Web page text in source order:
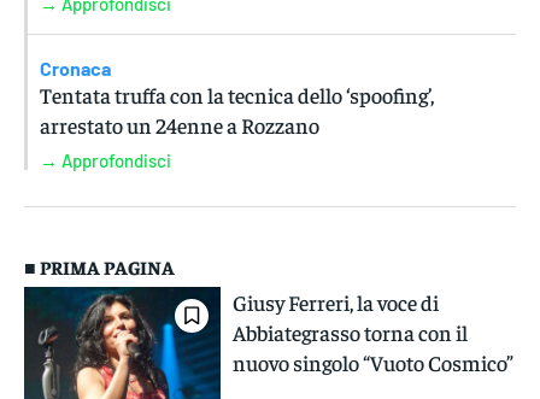
Cronaca
Tentata truffa con la tecnica dello ‘spoofing’,
arrestato un 24enne a Rozzano
→ Approfondisci
■ PRIMA PAGINA
Giusy Ferreri, la voce di
Abbiategrasso torna con il
nuovo singolo “Vuoto Cosmico”